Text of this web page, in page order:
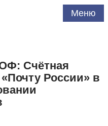
Меню
Счётная
России» в